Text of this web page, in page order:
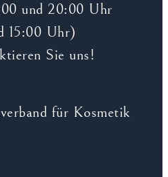
und 20:00 Uhr
15:00 Uhr)
Sie uns!